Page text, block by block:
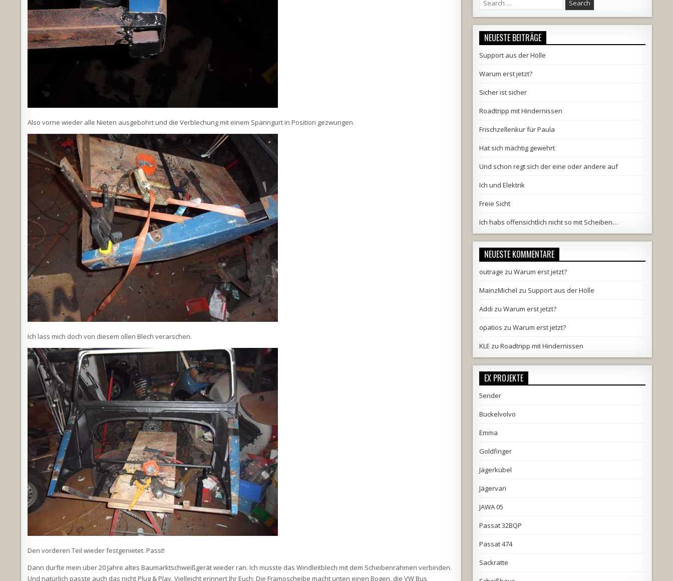
Also vorne wieder alle Nieten ausgebohrt und die Verblechung mit einem Spanngurt in Position gezwungen.
Ich lass mich doch von diesem ollen Blech verarschen.
Den vorderen Teil wieder festgenietet. Passt!
Dann durfte mein über 20 Jahre altes Baumarktschweißgerät wieder ran. Ich musste das Windleitblech mit dem Scheibenrahmen verbinden.
Und natürlich passte auch das nicht Plug & Play. Vielleicht erinnert Ihr Euch: Die Framoscheibe macht unten einen Bogen, die VW Bus
for:
NEUESTE BEITRÄGE
Support aus der Hölle
Warum erst jetzt?
Sicher ist sicher
Roadtripp mit Hindernissen
Frischzellenkur für Paula
Hat sich mächtig gewehrt
Und schon regt sich der eine oder andere auf
Ich und Elektrik
Freie Sicht
Ich habs offensichtlich nicht so mit Scheiben…
NEUESTE KOMMENTARE
outrage zu Warum erst jetzt?
MainzMichel zu Support aus der Hölle
Addi zu Warum erst jetzt?
opatios zu Warum erst jetzt?
KLE zu Roadtripp mit Hindernissen
EX PROJEKTE
5ender
Buckelvolvo
Emma
Goldfinger
Jägerkübel
Jägervari
JAWA 05
Passat 32BQP
Passat 474
Sackratte